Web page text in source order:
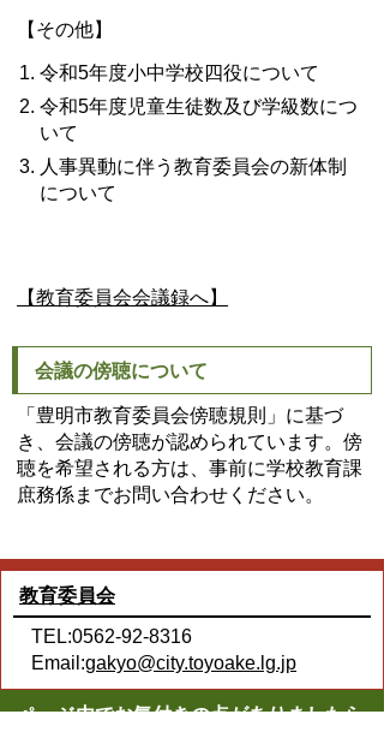
【その他】
令和5年度小中学校四役について
令和5年度児童生徒数及び学級数につ
いて
人事異動に伴う教育委員会の新体制
について
【教育委員会会議録へ】
会議の傍聴について
「豊明市教育委員会傍聴規則」に基づ
き、会議の傍聴が認められています。傍
聴を希望される方は、事前に学校教育課
庶務係までお問い合わせください。
教育委員会
TEL:0562-92-8316
Email:gakyo@city.toyoake.lg.jp
ページ内でお気付きの点がありましたら